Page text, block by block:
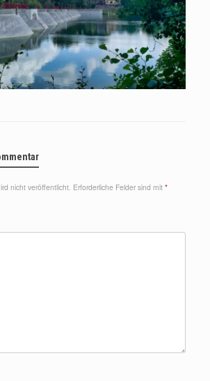
nicht veröffentlicht. Erforderliche Felder sind mit *